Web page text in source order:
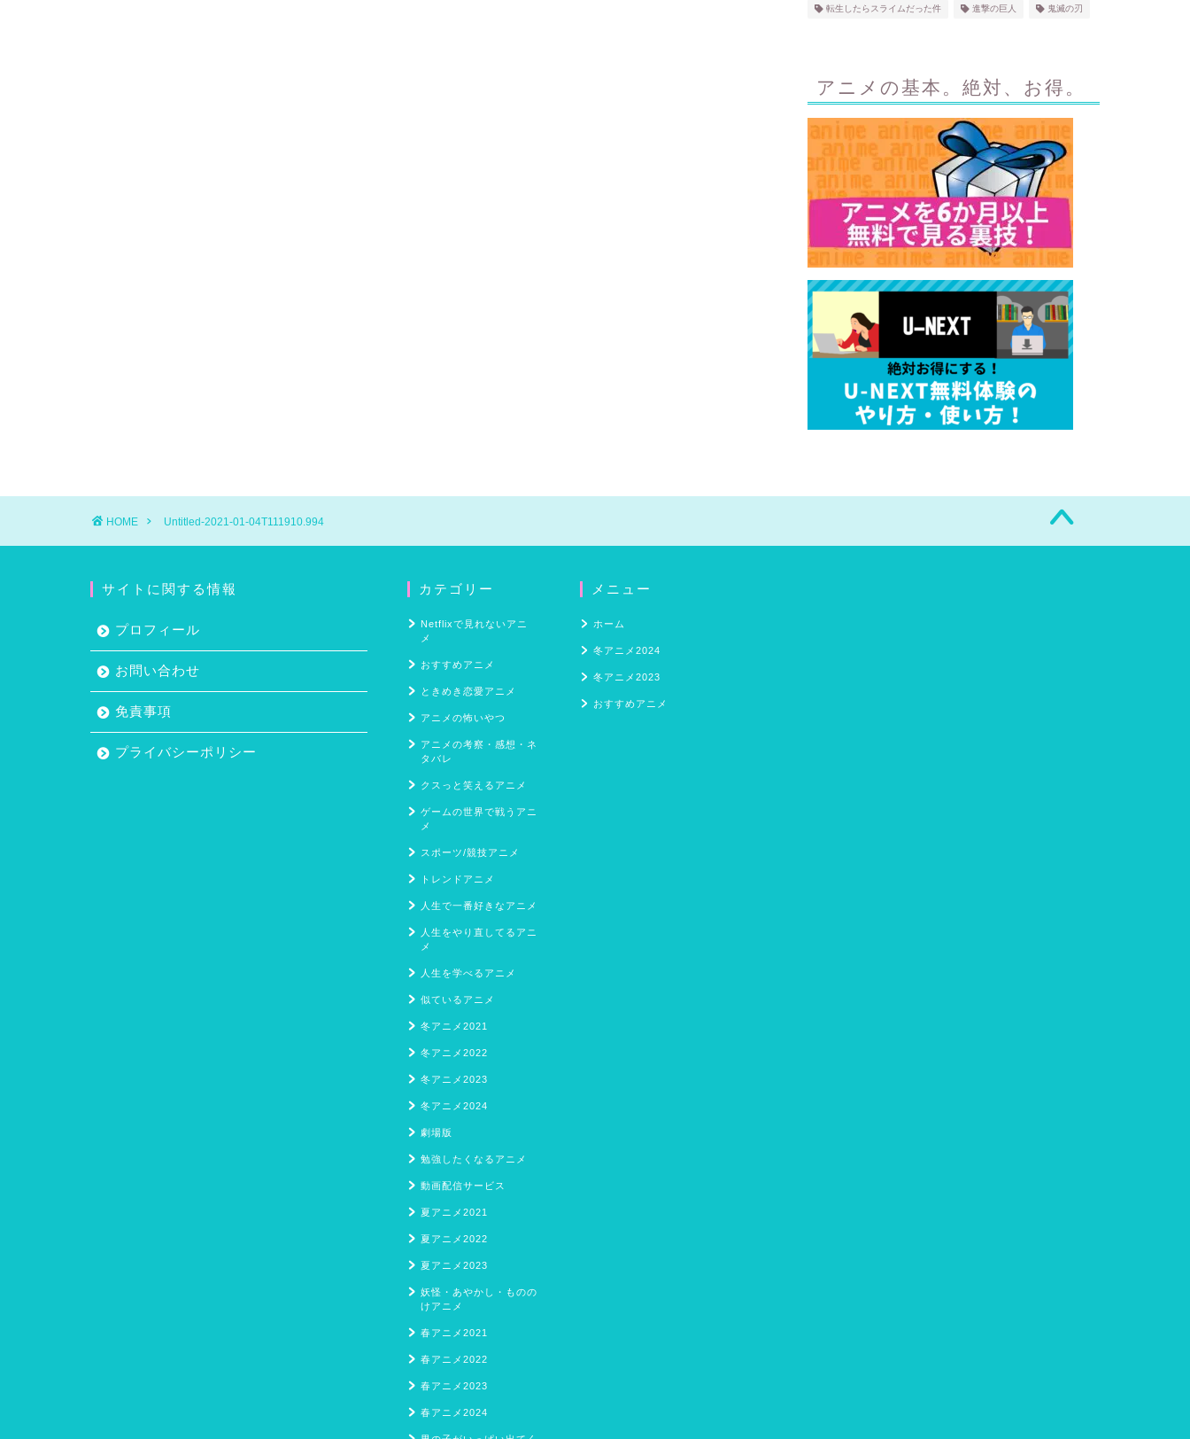
転生したらスライムだった件 進撃の巨人 鬼滅の刃
アニメの基本。絶対、お得。
HOME Untitled-2021-01-04T111910.994
サイトに関する情報
プロフィール
お問い合わせ
免責事項
プライバシーポリシー
カテゴリー
Netflixで見れないアニ
メ
おすすめアニメ
ときめき恋愛アニメ
アニメの怖いやつ
アニメの考察・感想・ネ
タバレ
クスっと笑えるアニメ
ゲームの世界で戦うアニ
メ
スポーツ/競技アニメ
トレンドアニメ
人生で一番好きなアニメ
人生をやり直してるアニ
メ
人生を学べるアニメ
似ているアニメ
冬アニメ2021
冬アニメ2022
冬アニメ2023
冬アニメ2024
劇場版
勉強したくなるアニメ
動画配信サービス
夏アニメ2021
夏アニメ2022
夏アニメ2023
妖怪・あやかし・ものの
けアニメ
春アニメ2021
春アニメ2022
春アニメ2023
春アニメ2024
メニュー
ホーム
冬アニメ2024
冬アニメ2023
おすすめアニメ